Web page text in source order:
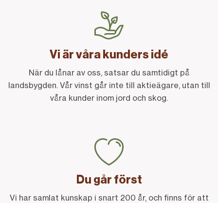
Vi är våra kunders idé
När du lånar av oss, satsar du samtidigt på
landsbygden. Vår vinst går inte till aktieägare, utan till
våra kunder inom jord och skog.
Du går först
Vi har samlat kunskap i snart 200 år, och finns för att